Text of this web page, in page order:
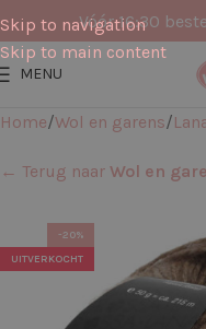
Skip to navigation
Skip to main content
Vóór 16:30
MENU
Home Wol en garens
← Terug naar Wol en
-20%
UITVERKOCHT